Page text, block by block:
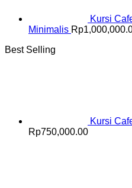
Kursi
Minimalis Rp
Best Selling
Kursi
Rp750,000.00